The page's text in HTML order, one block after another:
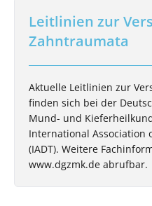
Leitlinien zur
Zahntraumata
Aktuelle Leitlinien zur
finden sich bei der
Mund- und
International Association
(IADT). Weitere
www.dgzmk.de abrufbar.